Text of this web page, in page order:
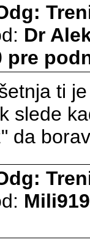
Dr
pre
ti
slede
da